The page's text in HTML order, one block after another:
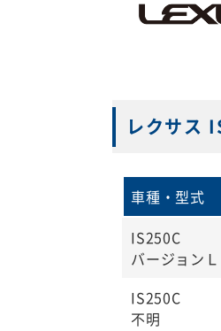
レクサス
車種・型式
IS250C
バージョンＬ
IS250C
不明